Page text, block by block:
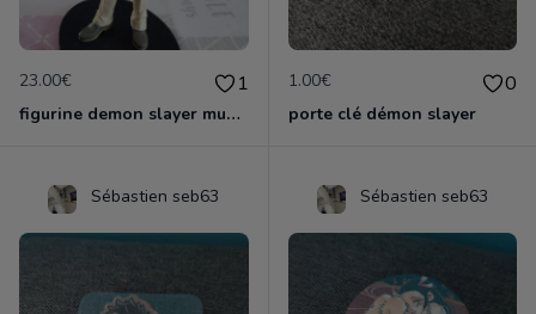
23.00€ 1
figurine demon slayer muzan
1.00€ 0
porte clé démon slayer
Sébastien seb63 Sébastien seb63